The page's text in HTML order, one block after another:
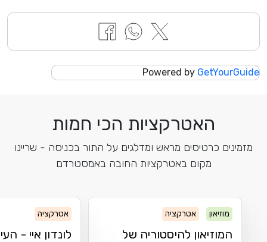
Powered by GetYourGuide
האטרקציות הכי חמות
מזמינים כרטיסים מראש ומדלגים על התור בכניסה - שריינו
מקום באטרקציות החובה באמסטרדם
מוזיאון אטרקציה
המוזיאון להיסטוריה של
אטרקציה
לונדון איי -